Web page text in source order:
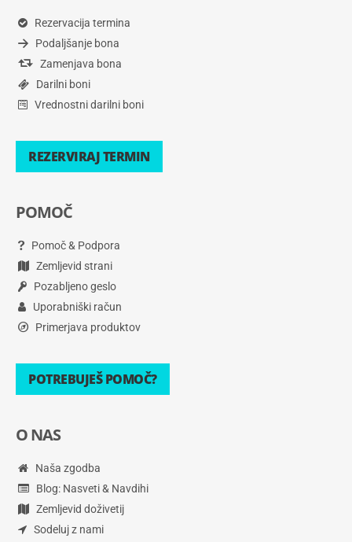
Rezervacija termina
Podaljšanje bona
Zamenjava bona
Darilni boni
Vrednostni darilni boni
REZERVIRAJ TERMIN
POMOČ
Pomoč & Podpora
Zemljevid strani
Pozabljeno geslo
Uporabniški račun
Primerjava produktov
POTREBUJEŠ POMOČ?
O NAS
Naša zgodba
Blog: Nasveti & Navdihi
Zemljevid doživetij
Sodeluj z nami